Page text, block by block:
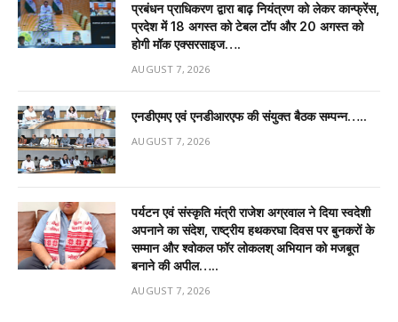
प्रबंधन प्राधिकरण द्वारा बाढ़ नियंत्रण को लेकर कान्फ्रेंस,
प्रदेश में 18 अगस्त को टेबल टॉप और 20 अगस्त को
होगी मॉक एक्सरसाइज….
AUGUST 7, 2026
एनडीएमए एवं एनडीआरएफ की संयुक्त बैठक सम्पन्न…..
AUGUST 7, 2026
पर्यटन एवं संस्कृति मंत्री राजेश अग्रवाल ने दिया स्वदेशी
अपनाने का संदेश, राष्ट्रीय हथकरघा दिवस पर बुनकरों के
सम्मान और श्वोकल फॉर लोकलश् अभियान को मजबूत
बनाने की अपील…..
AUGUST 7, 2026